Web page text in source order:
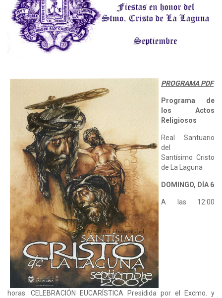
PROGRAMA PDF
Programa de
los Actos
Religiosos
Real Santuario
del
Santísimo Cristo
de La Laguna
DOMINGO, DÍA 6
A las 12:00
horas. CELEBRACIÓN EUCARÍSTICA Presidida por el Excmo. y